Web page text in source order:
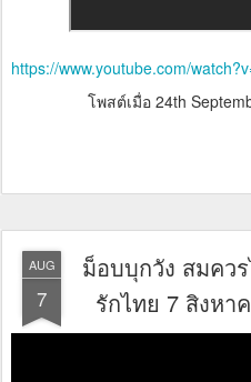
https://www.youtube.com/
โพสต์เมื่อ 24th
AUG
7
ม็อบบุกวัง สมคว
รักไทย 7 สิงหา